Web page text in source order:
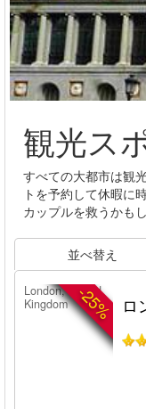
観光ス
すべての大都市は観
トを予約して休暇に
カップルを救うかも
並べ替え
-25%
London, United
Kingdom
ロ